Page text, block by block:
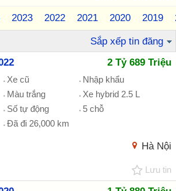
2023 2022 2021 2020 2019
Sắp xếp tin đăng
2 Tỷ 689 Triệu
Xe cũ
Nhập khẩu
Màu trắng
Xe hybrid 2.5 L
Số tự động
5 chỗ
Đã đi 26,000 km
Hà Nội
Lưu tin